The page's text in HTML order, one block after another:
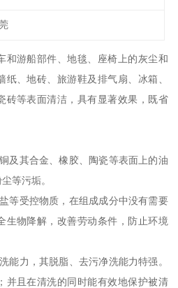
和游船部件、地毯、座椅上的灰尘和
、地砖、旅游鞋及排气扇、冰箱、
砖等表面清洁，具有显著效果，既省
及其合金、橡胶、陶瓷等表面上的油
等污垢。
等受控物质，在组成成分中没有需要
生物降解，改善劳动条件，防止环境
能力，其脱脂、去污净洗能力特强。
并且在清洗的同时能有效地保护被清